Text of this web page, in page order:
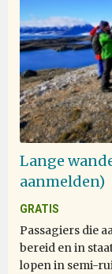
Lange
aanmelden)
GRATIS
Passagiers die
bereid en in
lopen in semi-